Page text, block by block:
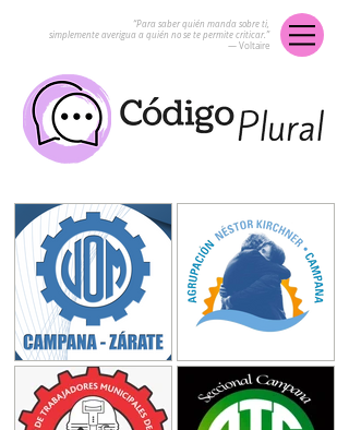
“Para saber quién manda sobre ti,
simplemente averigua a quién no se te permite criticar.”
― Voltaire